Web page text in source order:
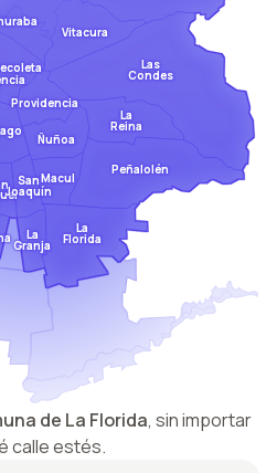
La
Granja
San
Joaquín
Providencia
Ñuñoa
La
Reina
Macul
La
Florida
Peñalolén
Las
Condes
Vitacura
de La Florida, sin importar
calle estés.